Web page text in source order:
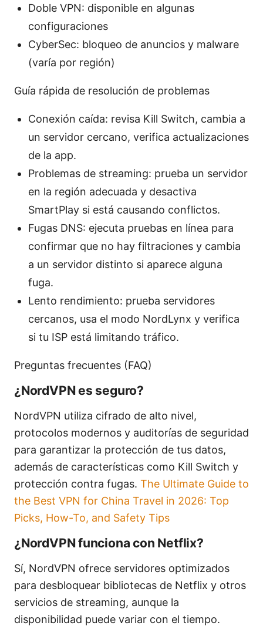
Doble VPN: disponible en algunas
configuraciones
CyberSec: bloqueo de anuncios y malware
(varía por región)
Guía rápida de resolución de problemas
Conexión caída: revisa Kill Switch, cambia a
un servidor cercano, verifica actualizaciones
de la app.
Problemas de streaming: prueba un servidor
en la región adecuada y desactiva
SmartPlay si está causando conflictos.
Fugas DNS: ejecuta pruebas en línea para
confirmar que no hay filtraciones y cambia
a un servidor distinto si aparece alguna
fuga.
Lento rendimiento: prueba servidores
cercanos, usa el modo NordLynx y verifica
si tu ISP está limitando tráfico.
Preguntas frecuentes (FAQ)
¿NordVPN es seguro?
NordVPN utiliza cifrado de alto nivel,
protocolos modernos y auditorías de seguridad
para garantizar la protección de tus datos,
además de características como Kill Switch y
protección contra fugas. The Ultimate Guide to
the Best VPN for China Travel in 2026: Top
Picks, How-To, and Safety Tips
¿NordVPN funciona con Netflix?
Sí, NordVPN ofrece servidores optimizados
para desbloquear bibliotecas de Netflix y otros
servicios de streaming, aunque la
disponibilidad puede variar con el tiempo.